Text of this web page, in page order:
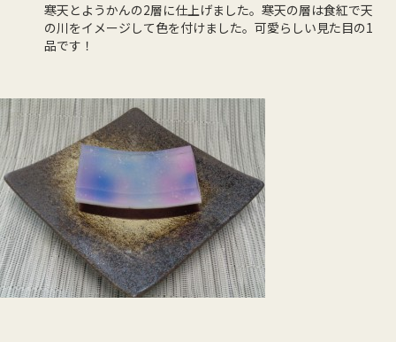
寒天とようかんの2層に仕上げました。寒天の層は食紅で天
の川をイメージして色を付けました。可愛らしい見た目の1
品です！